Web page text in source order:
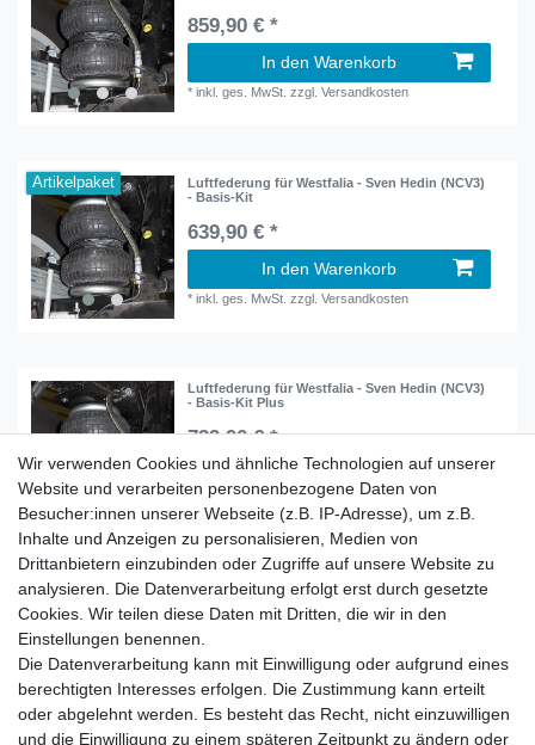
859,90 € *
In den Warenkorb
*inkl. ges. MwSt. zzgl.Versandkosten
Artikelpaket
Luftfederung für Westfalia - Sven Hedin (NCV3)
- Basis-Kit
639,90 € *
In den Warenkorb
*inkl. ges. MwSt. zzgl.Versandkosten
Luftfederung für Westfalia - Sven Hedin (NCV3)
- Basis-Kit Plus
739,90 € *
In den Warenkorb
Zahlung und Versand
Impressum Daten­schutz­erklärung AGB
Wir verwenden Cookies und ähnliche Technologien auf unserer
Website und verarbeiten personenbezogene Daten von
Besucher:innen unserer Webseite (z.B. IP-Adresse), um z.B.
Inhalte und Anzeigen zu personalisieren, Medien von
Drittanbietern einzubinden oder Zugriffe auf unsere Website zu
analysieren. Die Datenverarbeitung erfolgt erst durch gesetzte
Cookies. Wir teilen diese Daten mit Dritten, die wir in den
Einstellungen benennen.
Die Datenverarbeitung kann mit Einwilligung oder aufgrund eines
berechtigten Interesses erfolgen. Die Zustimmung kann erteilt
oder abgelehnt werden. Es besteht das Recht, nicht einzuwilligen
und die Einwilligung zu einem späteren Zeitpunkt zu ändern oder